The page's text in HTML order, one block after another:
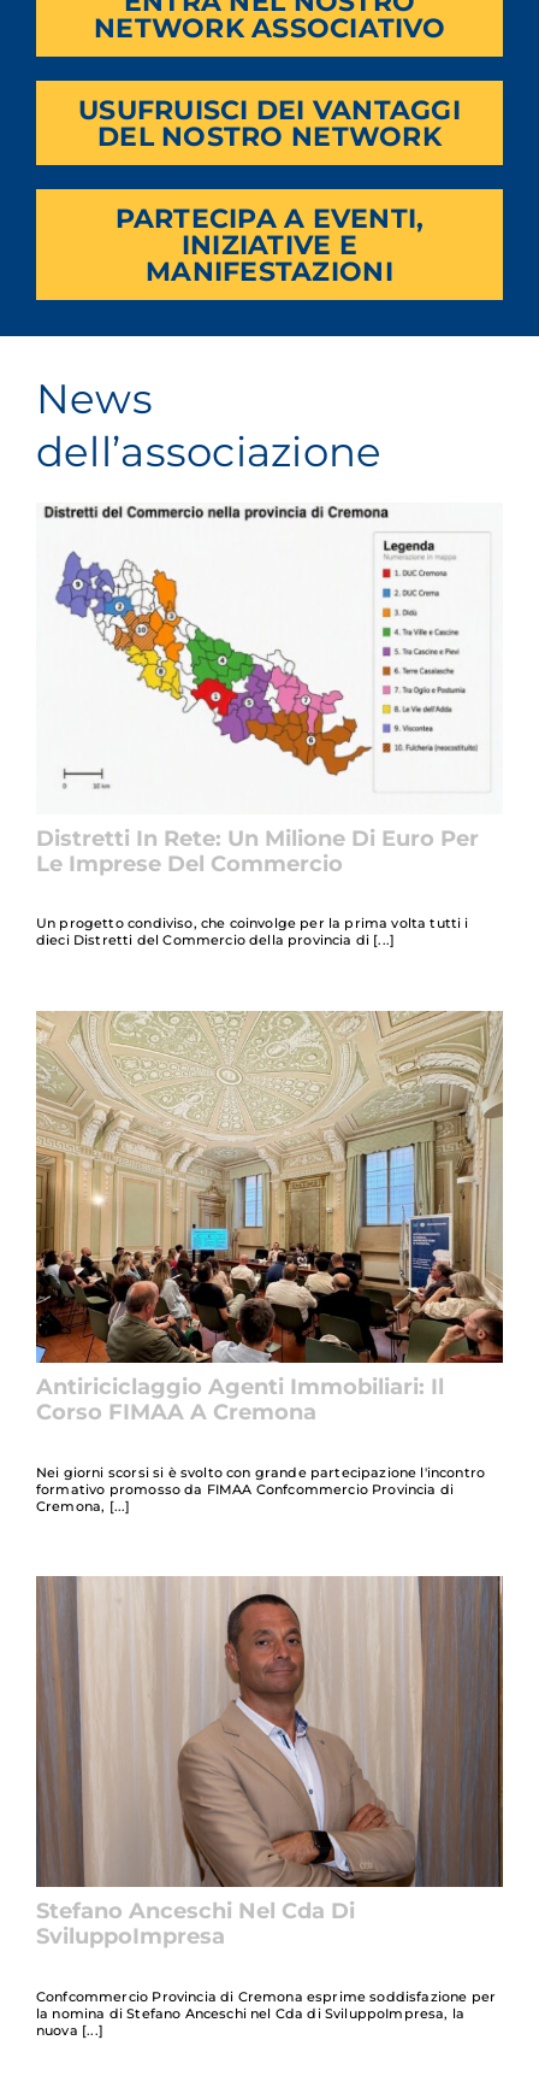
NETWORK ASSOCIATIVO
USUFRUISCI DEI VANTAGGI
DEL NOSTRO NETWORK
PARTECIPA A EVENTI,
INIZIATIVE E
MANIFESTAZIONI
News
dell’associazione
Distretti In Rete: Un Milione Di Euro Per
Le Imprese Del Commercio
Un progetto condiviso, che coinvolge per la prima volta tutti i
dieci Distretti del Commercio della provincia di
Antiriciclaggio Agenti Immobiliari: Il
Corso FIMAA A Cremona
Nei giorni scorsi si è svolto con grande partecipazione l'incontro
formativo promosso da FIMAA Confcommercio Provincia di
Cremona,
Stefano Anceschi Nel Cda Di
SviluppoImpresa
Confcommercio Provincia di Cremona esprime soddisfazione per
la nomina di Stefano Anceschi nel Cda di SviluppoImpresa, la
nuova